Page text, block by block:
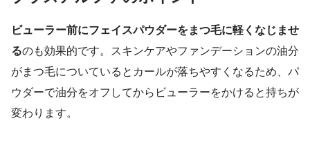
ビューラー前にフェイスパウダーをまつ毛に軽くなじませ
るのも効果的です。スキンケアやファンデーションの油分
がまつ毛についているとカールが落ちやすくなるため、パ
ウダーで油分をオフしてからビューラーをかけると持ちが
変わります。